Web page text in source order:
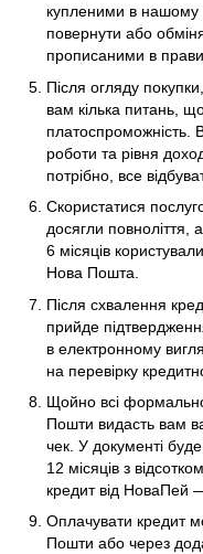
купленими в нашому
повернути або
прописаними в
Після огляду
вам кілька питань,
платоспроможність.
роботи та рівня
потрібно, все
Скористатися
досягли повноліття,
6 місяців
Нова Пошта.
Після схвалення
прийде
в електронному
на перевірку
Щойно всі
Пошти видасть вам
чек. У документі
12 місяців з
кредит від НоваПей
Оплачувати кредит
Пошти або через